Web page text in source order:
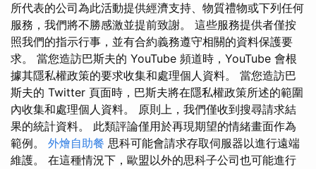
所代表的公司為此活動提供經濟支持、物質禮物或下列任何
服務，我們將不勝感激並提前致謝。 這些服務提供者僅按
照我們的指示行事，並有合約義務遵守相關的資料保護要
求。 當您造訪巴斯夫的 YouTube 頻道時，YouTube 會根
據其隱私權政策的要求收集和處理個人資料。 當您造訪巴
斯夫的 Twitter 頁面時，巴斯夫將在隱私權政策所述的範圍
內收集和處理個人資料。 原則上，我們僅收到搜尋請求結
果的統計資料。 此類評論僅用於再現期望的情緒畫面作為
範例。 外燴自助餐 思科可能會請求存取伺服器以進行遠端
維護。 在這種情況下，歐盟以外的思科子公司也可能進行